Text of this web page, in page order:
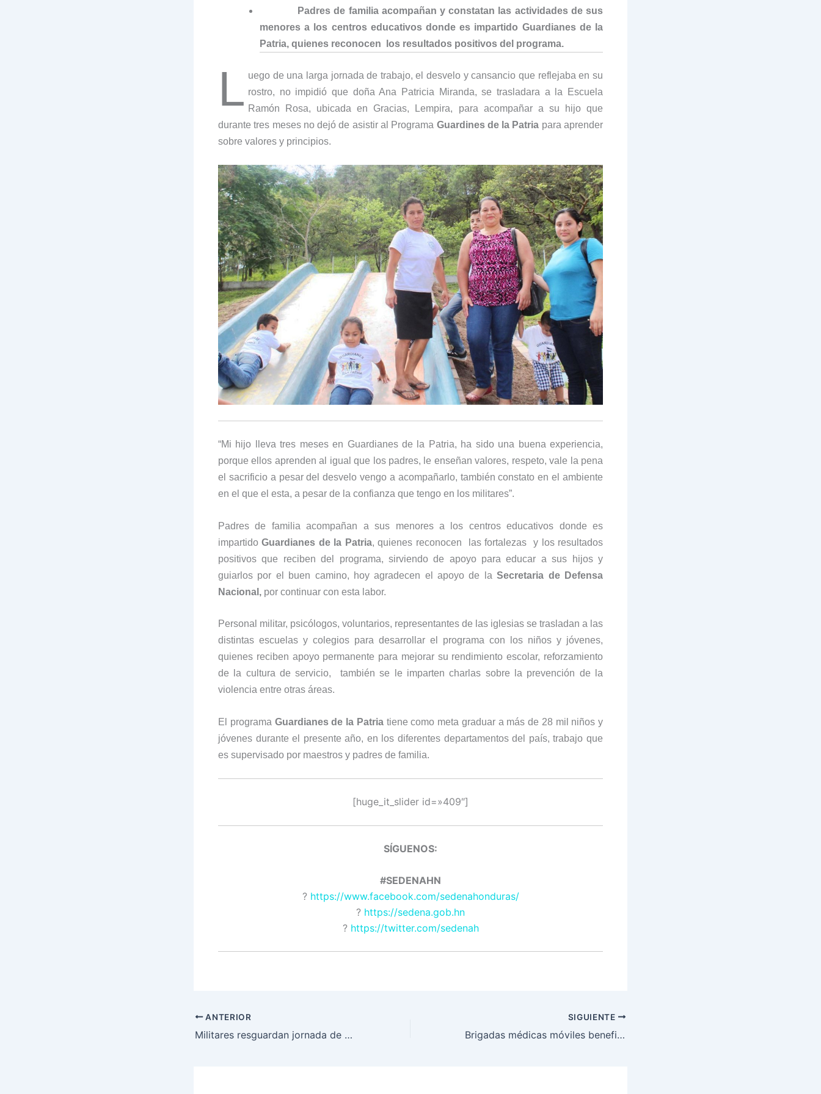
Padres de familia acompañan y constatan las actividades de sus
menores a los centros educativos donde es impartido Guardianes de la
Patria, quienes reconocen los resultados positivos del programa.
L uego de una larga jornada de trabajo, el desvelo y cansancio que reflejaba en su
rostro, no impidió que doña Ana Patricia Miranda, se trasladara a la Escuela
Ramón Rosa, ubicada en Gracias, Lempira, para acompañar a su hijo que
durante tres meses no dejó de asistir al Programa Guardines de la Patria para aprender
sobre valores y principios.
“Mi hijo lleva tres meses en Guardianes de la Patria, ha sido una buena experiencia,
porque ellos aprenden al igual que los padres, le enseñan valores, respeto, vale la pena
el sacrificio a pesar del desvelo vengo a acompañarlo, también constato en el ambiente
en el que el esta, a pesar de la confianza que tengo en los militares”.
Padres de familia acompañan a sus menores a los centros educativos donde es
impartidoGuardianes de la Patria, quienes reconocen las fortalezas y los resultados
positivos que reciben del programa, sirviendo de apoyo para educar a sus hijos y
guiarlos por el buen camino, hoy agradecen el apoyo de laSecretaria de Defensa
Nacional, por continuar con esta labor.
Personal militar, psicólogos, voluntarios, representantes de las iglesias se trasladan a las
distintas escuelas y colegios para desarrollar el programa con los niños y jóvenes,
quienes reciben apoyo permanente para mejorar su rendimiento escolar, reforzamiento
de la cultura de servicio, también se le imparten charlas sobre la prevención de la
violencia entre otras áreas.
El programa Guardianes de la Patriatiene como meta graduar a más de 28 mil niños y
jóvenes durante el presente año, en los diferentes departamentos del país, trabajo que
es supervisado por maestros y padres de familia.
[huge_it_slider id=»409″]
SÍGUENOS:
#SEDENAHN
? https://www.facebook.com/sedenahonduras/
? https://sedena.gob.hn
? https://twitter.com/sedenah
ANTERIOR
Militares resguardan jornada de vacunación
SIGUIENTE
Brigadas médicas móviles benefician a hondureños en ocho departamentos